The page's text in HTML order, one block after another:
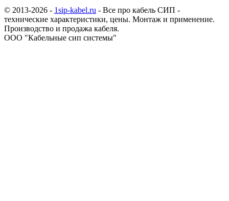
© 2013-2026 - 1sip-kabel.ru - Все про кабель СИП -
технические характеристики, цены. Монтаж и применение.
Производство и продажа кабеля.
ООО "Кабельные сип системы"